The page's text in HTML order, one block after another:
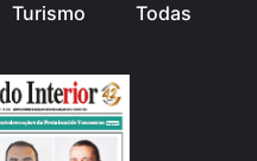
Turismo
Todas